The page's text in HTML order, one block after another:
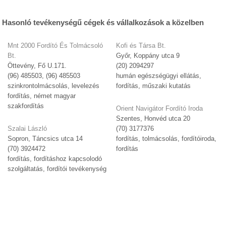
Hasonló tevékenységű cégek és vállalkozások a közelben
Mnt 2000 Fordító És Tolmácsoló
Bt.
Öttevény, Fő U.171.
(96) 485503, (96) 485503
szinkrontolmácsolás, levelezés
fordítás, német magyar
szakfordítás
Szalai László
Sopron, Táncsics utca 14
(70) 3924472
fordítás, fordításhoz kapcsolodó
szolgáltatás, fordítói tevékenység
Kofi és Társa Bt.
Győr, Koppány utca 9
(20) 2094297
humán egészségügyi ellátás,
fordítás, műszaki kutatás
Orient Navigátor Fordító Iroda
Szentes, Honvéd utca 20
(70) 3177376
fordítás, tolmácsolás, fordítóiroda,
fordítás